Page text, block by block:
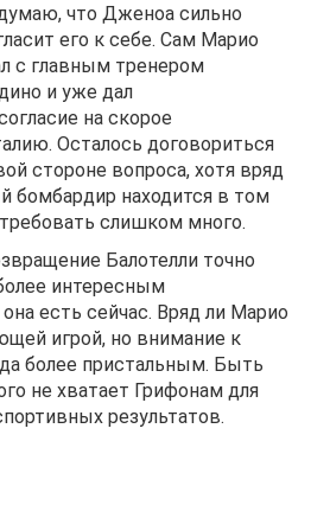
что Дженоа сильно
его к себе. Сам Марио
с главным тренером
и уже дал
на скорое
Осталось договориться
стороне вопроса, хотя вряд
бомбардир находится в том
слишком много.
Балотелли точно
интересным
есть сейчас. Вряд ли Марио
игрой, но внимание к
более пристальным. Быть
не хватает Грифонам для
результатов.